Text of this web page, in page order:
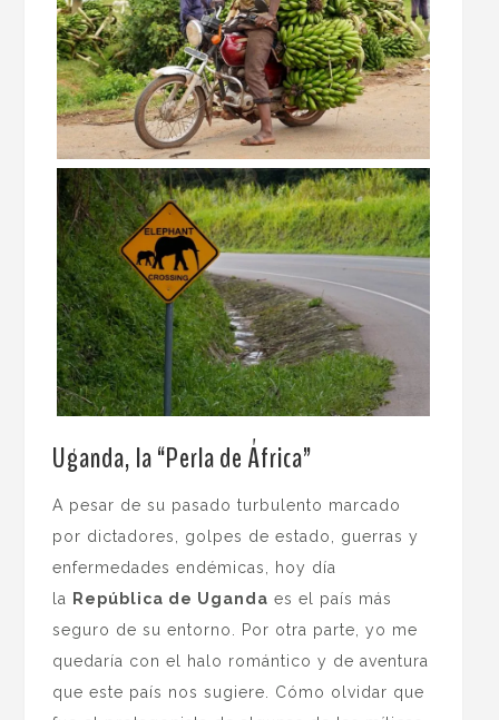
Uganda, la “Perla de África”
A pesar de su pasado turbulento marcado
por dictadores, golpes de estado, guerras y
enfermedades endémicas, hoy día
la
República de Uganda es el país más
seguro de su entorno. Por otra parte, yo me
quedaría con el halo romántico y de aventura
que este país nos sugiere. Cómo olvidar que